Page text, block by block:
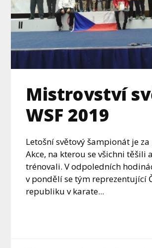
Mistrovství
WSF 2019
Letošní světový šampionát je za
Akce, na kterou se všichni těšili
trénovali. V odpoledních
v pondělí se tým reprezentující
republiku v karate...